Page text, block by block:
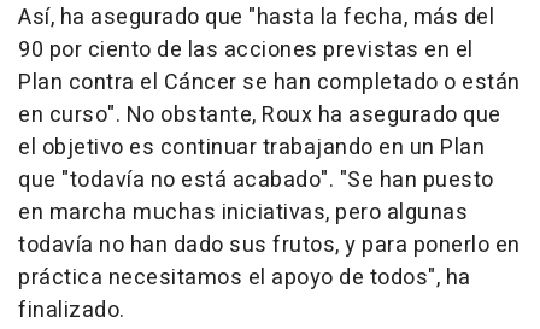
Así, ha asegurado que "hasta la fecha, más del
90 por ciento de las acciones previstas en el
Plan contra el Cáncer se han completado o están
en curso". No obstante, Roux ha asegurado que
el objetivo es continuar trabajando en un Plan
que "todavía no está acabado". "Se han puesto
en marcha muchas iniciativas, pero algunas
todavía no han dado sus frutos, y para ponerlo en
práctica necesitamos el apoyo de todos", ha
finalizado.